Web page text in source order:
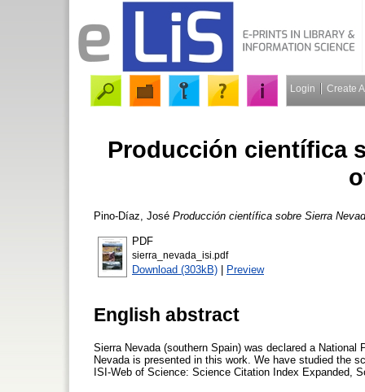
Login Create
Producción científica
Pino-Díaz, José Producción científica sobre Sierra
PDF
sierra_nevada_isi.pdf
Download (303kB) | Preview
English abstract
Sierra Nevada (southern Spain) was declared a
Nevada is presented in this work. We have studied the
ISI-Web of Science: Science Citation Index Expanded,